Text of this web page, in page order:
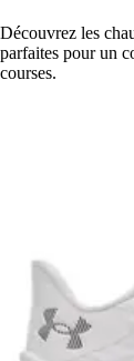
Découvrez les
parfaites pour un
courses.